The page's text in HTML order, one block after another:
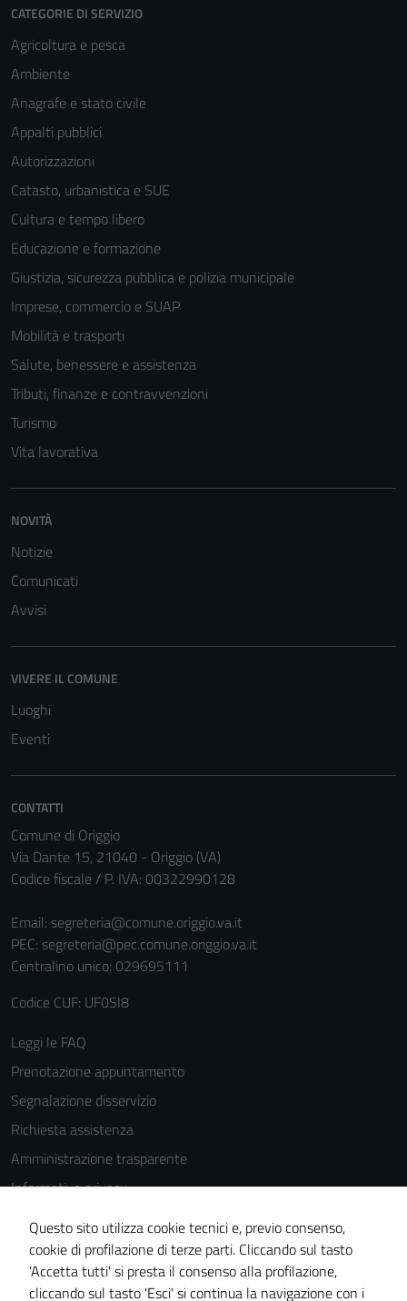
CATEGORIE DI SERVIZIO
Agricoltura e pesca
Ambiente
Anagrafe e stato civile
Appalti pubblici
Autorizzazioni
Catasto, urbanistica e SUE
Cultura e tempo libero
Educazione e formazione
Giustizia, sicurezza pubblica e polizia municipale
Imprese, commercio e SUAP
Mobilità e trasporti
Salute, benessere e assistenza
Tributi, finanze e contravvenzioni
Turismo
Vita lavorativa
NOVITÀ
Notizie
Comunicati
Avvisi
VIVERE IL COMUNE
Luoghi
Eventi
CONTATTI
Comune di Origgio
Via Dante 15, 21040 - Origgio (VA)
Codice fiscale / P. IVA: 00322990128
Email: segreteria@comune.origgio.va.it
PEC: segreteria@pec.comune.origgio.va.it
Centralino unico: 029695111
Codice CUF: UF0SI8
Leggi le FAQ
Prenotazione appuntamento
Segnalazione disservizio
Richiesta assistenza
Amministrazione trasparente
Informativa privacy
Cookie Policy
Note legali
Dichiarazione di accessibilità
Questo sito utilizza cookie tecnici e, previo consenso,
cookie di profilazione di terze parti. Cliccando sul tasto
'Accetta tutti' si presta il consenso alla profilazione,
cliccando sul tasto 'Esci' si continua la navigazione con i
informazioni